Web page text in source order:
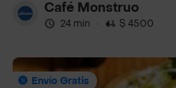
Café Monstruo
24 min · $ 4500
Envío Gratis